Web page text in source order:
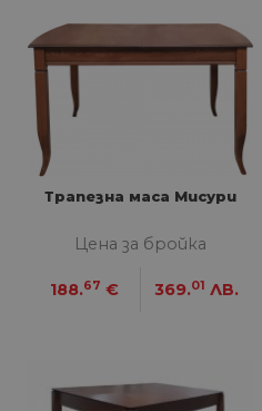
Трапезна маса Мисури
Цена за бройка
188.67 € 369.01 ЛВ.